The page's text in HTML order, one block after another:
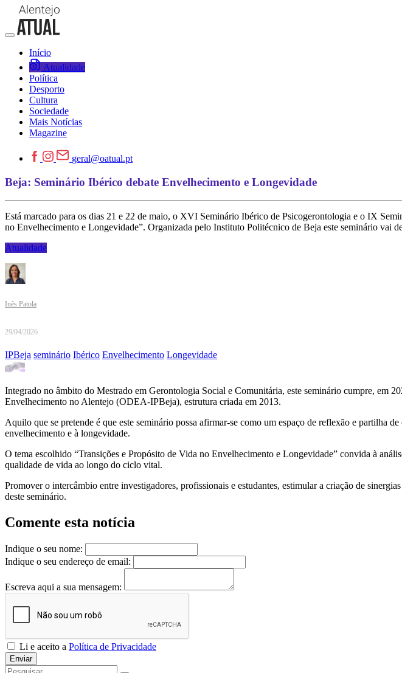
Início
Atualidade
Política
Desporto
Cultura
Sociedade
Mais Notícias
Magazine
geral@oatual.pt
Beja: Seminário Ibérico debate Envelhecimento e Longevidade
Está marcado para os dias 21 e 22 de maio, o XVI Seminário Ibérico de Psicogerontologia e o IX
no Envelhecimento e Longevidade”. Organizada pelo Instituto Politécnico de Beja este seminário vai
Atualidade
Inês Patola
29/04/2026
IPBeja seminário Ibérico Envelhecimento Longevidade
Integrado no âmbito do Mestrado em Gerontologia Social e Comunitária, este seminário cumpre, em
Envelhecimento no Alentejo (ODEA-IPBeja), estrutura criada em 2013.
Aquilo que se pretende é que este seminário possa afirmar-se como um espaço de reflexão e partilha
envelhecimento e à longevidade.
O tema escolhido “Transições e Propósito de Vida no Envelhecimento e Longevidade” convida à
qualidade de vida ao longo do ciclo vital.
Promover o intercâmbio entre investigadores, profissionais e estudantes, estimular a criação de
deste seminário.
Comente esta notícia
Indique o seu nome:
Indique o seu endereço de email:
Escreva aqui a sua mensagem:
Li e aceito a Política de Privacidade
Enviar